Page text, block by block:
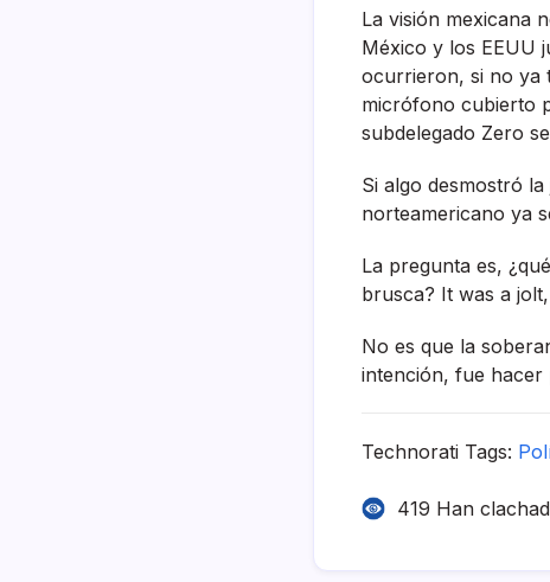
La visión mexicana
México y los EEUU
ocurrieron, si no ya
micrófono cubierto
subdelegado Zero
Si algo desmostró
norteamericano ya
La pregunta es,
brusca? It was a
No es que la
intención, fue hacer
Technorati Tags:
419 Han